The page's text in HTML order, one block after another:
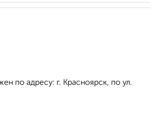
по адресу: г. Красноярск, по ул.